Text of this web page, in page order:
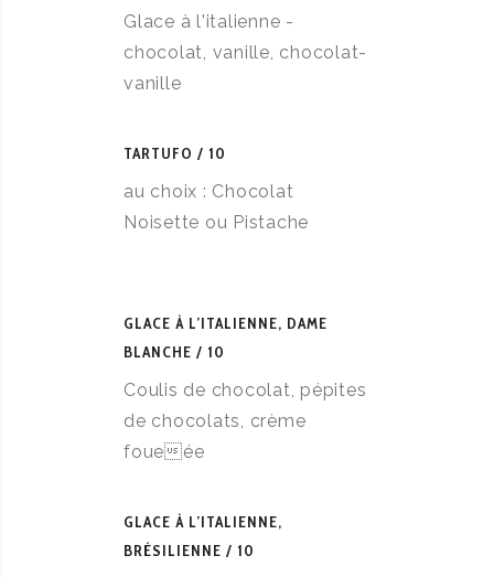
Glace à l'italienne -
chocolat, vanille, chocolat-
vanille
TARTUFO 10
au choix : Chocolat
Noisette ou Pistache
GLACE À L’ITALIENNE, DAME
BLANCHE
10
Coulis de chocolat, pépites
de chocolats, crème
foueée
GLACE À L’ITALIENNE,
BRÉSILIENNE
10